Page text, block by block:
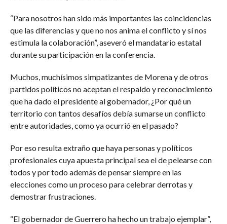
“Para nosotros han sido más importantes las coincidencias
que las diferencias y que no nos anima el conflicto y sí nos
estimula la colaboración”, aseveró el mandatario estatal
durante su participación en la conferencia.
Muchos, muchísimos simpatizantes de Morena y de otros
partidos políticos no aceptan el respaldo y reconocimiento
que ha dado el presidente al gobernador, ¿Por qué un
territorio con tantos desafíos debía sumarse un conflicto
entre autoridades, como ya ocurrió en el pasado?
Por eso resulta extraño que haya personas y políticos
profesionales cuya apuesta principal sea el de pelearse con
todos y por todo además de pensar siempre en las
elecciones como un proceso para celebrar derrotas y
demostrar frustraciones.
“El gobernador de Guerrero ha hecho un trabajo ejemplar”,